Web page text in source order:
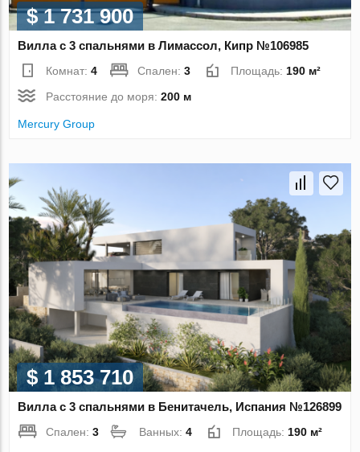
$ 1 731 900
Вилла с 3 спальнями в Лимассол, Кипр №106985
Комнат:4 Спален:3 Площадь:190 м²
Расстояние до моря:200 м
Mercury Group
$ 1 853 710
Вилла с 3 спальнями в Бенитачель, Испания №126899
Спален:3 Ванных:4 Площадь: 190 м²